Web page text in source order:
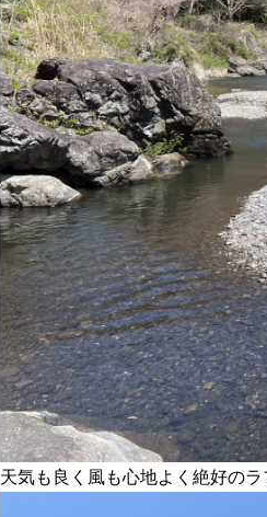
天気も良く風も心地よく絶好の